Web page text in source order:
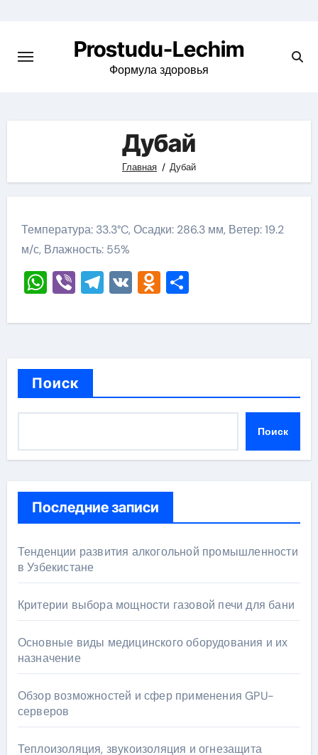
содержимому
Prostudu-Lechim
Формула здоровья
Дубай
Главная Дубай
Температура: 33.3°C, Осадки: 286.3 мм, Ветер: 19.2
м/с, Влажность: 55%
WhatsApp
ViberTelegram
VKOdnoklassniki
Отправить
Поиск
Поиск
Последние записи
Тенденции развития алкогольной промышленности
в Узбекистане
Критерии выбора мощности газовой печи для бани
Основные виды медицинского оборудования и их
назначение
Обзор возможностей и сфер применения GPU-
серверов
Теплоизоляция, звукоизоляция и огнезащита